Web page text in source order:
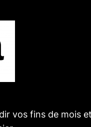
vos fins de mois et